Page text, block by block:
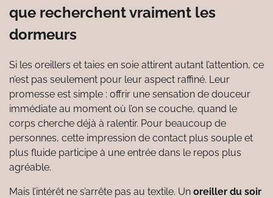
que recherchent vraiment les
dormeurs
Si les oreillers et taies en soie attirent autant l’attention, ce
n’est pas seulement pour leur aspect raffiné. Leur
promesse est simple : offrir une sensation de douceur
immédiate au moment où l’on se couche, quand le
corps cherche déjà à ralentir. Pour beaucoup de
personnes, cette impression de contact plus souple et
plus fluide participe à une entrée dans le repos plus
agréable.
Mais l’intérêt ne s’arrête pas au textile. Un oreiller du soir